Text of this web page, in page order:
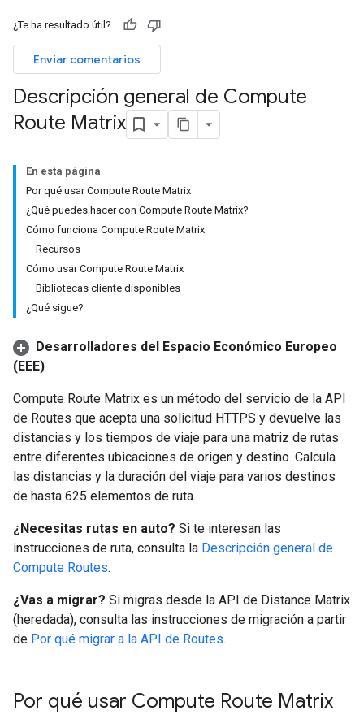
¿Te ha resultado útil?
Enviar comentarios
Descripción general de Compute
Route Matrix
En esta página
Por qué usar Compute Route Matrix
¿Qué puedes hacer con Compute Route Matrix?
Cómo funciona Compute Route Matrix
Recursos
Cómo usar Compute Route Matrix
Bibliotecas cliente disponibles
¿Qué sigue?
Desarrolladores del Espacio Económico Europeo
(EEE)
Compute Route Matrix es un método del servicio de la API
de Routes que acepta una solicitud HTTPS y devuelve las
distancias y los tiempos de viaje para una matriz de rutas
entre diferentes ubicaciones de origen y destino. Calcula
las distancias y la duración del viaje para varios destinos
de hasta 625 elementos de ruta.
¿Necesitas rutas en auto? Si te interesan las
instrucciones de ruta, consulta la Descripción general de
Compute Routes.
¿Vas a migrar? Si migras desde la API de Distance Matrix
(heredada), consulta las instrucciones de migración a partir
de Por qué migrar a la API de Routes.
Por qué usar Compute Route Matrix